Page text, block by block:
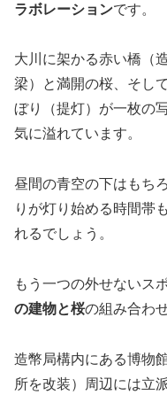
ラボレーションです。
大川に架かる赤い橋（
梁）と満開の桜、そし
ぼり（提灯）が一枚の
気に溢れています。
昼間の青空の下はもち
りが灯り始める時間帯
れるでしょう。
もう一つの外せないス
の建物と桜の組み合わ
造幣局構内にある博物
所を改装）周辺には立